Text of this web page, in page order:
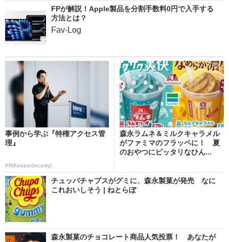
FPが解説！Apple製品を分割手数料0円で入手する
方法とは？
Fav-Log
事例から学ぶ『特権アクセス管
理』
PR(KeeperSecurity)
森永ラムネ＆ミルクキャラメル
がファミマのフラッペに！ 夏
のおやつにピッタリなひん...
チュッパチャプスがグミに、森永製菓が発売 なに
これおいしそう | ねとらぼ
森永製菓のチョコレート商品人気投票！ あなたが